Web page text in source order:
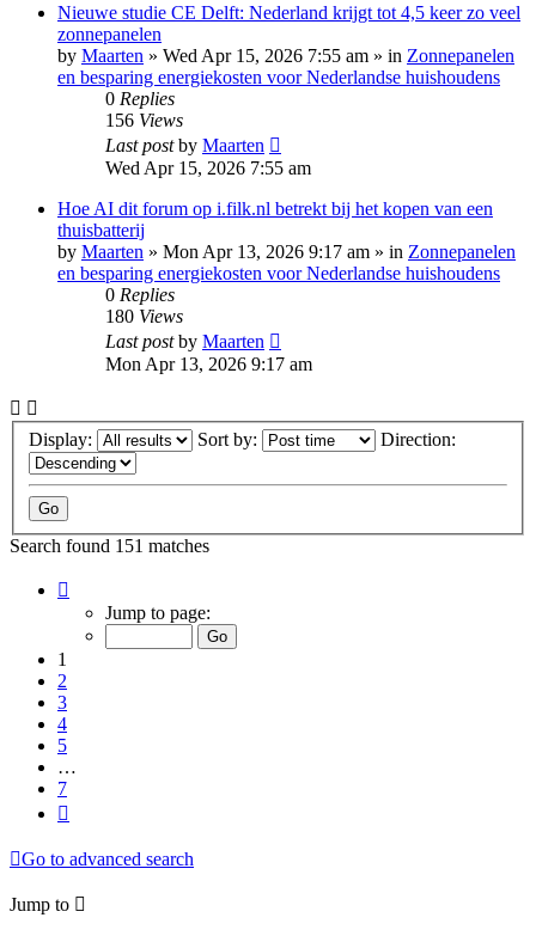
Nieuwe studie CE Delft: Nederland krijgt tot 4,5 keer zo veel
zonnepanelen
by Maarten » Wed Apr 15, 2026 7:55 am » in Zonnepanelen
en besparing energiekosten voor Nederlandse huishoudens
0 Replies
156 Views
Last postby Maarten
Wed Apr 15, 2026 7:55 am
Hoe AI dit forum op i.filk.nl betrekt bij het kopen van een
thuisbatterij
by Maarten » Mon Apr 13, 2026 9:17 am » in Zonnepanelen
en besparing energiekosten voor Nederlandse huishoudens
0 Replies
180 Views
Last postby Maarten
Mon Apr 13, 2026 9:17 am
Display: Sort by: Direction:
Search found 151 matches
Jump to page:
1
2
3
4
5
…
7
Go to advanced search
Jump to